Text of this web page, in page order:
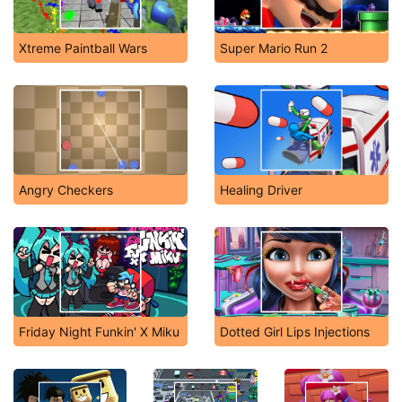
Xtreme Paintball Wars Super Mario Run 2
Angry Checkers Healing Driver
Friday Night Funkin' X Miku Dotted Girl Lips Injections